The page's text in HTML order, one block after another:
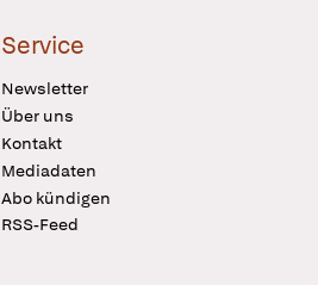
Service
Newsletter
Über uns
Kontakt
Mediadaten
Abo kündigen
RSS-Feed